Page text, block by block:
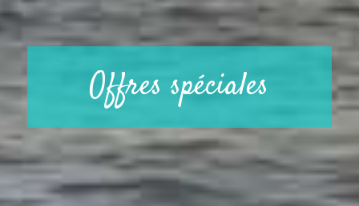
Offres spéciales